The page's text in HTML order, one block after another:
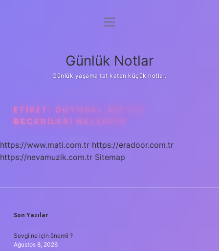
Anasayfa
Yasal Uyarı
menüyü
Günlük Notlar
Günlük yaşama tat katan küçük notlar.
ETIKET: DUYUSAL MOTOR
BECERILERI NELERDIR
https://www.mati.com.tr https://eradoor.com.tr
https://nevamuzik.com.tr Sitemap
SIDEBAR
Son Yazılar
Sevgi ne için önemli ?
Ağustos 8, 2026